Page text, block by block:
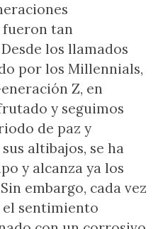
fueron tan
los llamados
por los Millennials,
Z, en
y seguimos
de paz y
altibajos, se ha
y alcanza ya los
embargo, cada vez
el sentimiento